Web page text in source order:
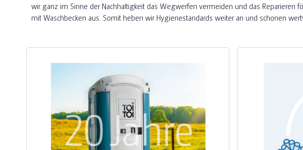
wir ganz im Sinne der Nachhaltigkeit das Wegwerfen vermeiden und das Reparieren
mit Waschbecken aus. Somit heben wir Hygienestandards weiter an und schonen